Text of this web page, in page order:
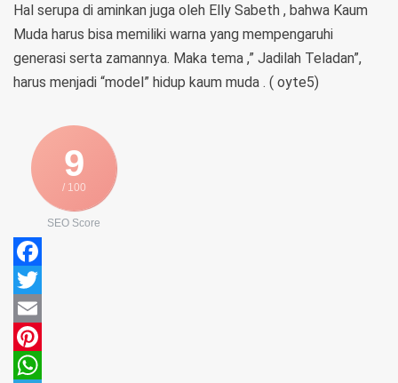
Hal serupa di aminkan juga oleh Elly Sabeth , bahwa Kaum
Muda harus bisa memiliki warna yang mempengaruhi
generasi serta zamannya. Maka tema ,” Jadilah Teladan”,
harus menjadi “model” hidup kaum muda . ( oyte5)
9
/ 100
SEO Score
Facebook
Twitter
Email
Pinterest